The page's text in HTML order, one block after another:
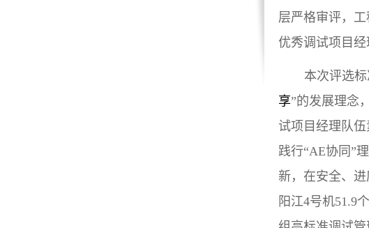
层严格审评，
优秀调试项目
本次评选
享”的发展理念
试项目经理队
践行“AE协同”
新，在安全、
阳江4号机51.9